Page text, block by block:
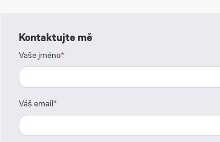
Kontaktujte mě
Vaše jméno
Váš email